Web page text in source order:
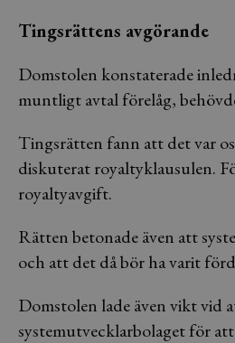
Tingsrättens avgörande
Domstolen konstaterade
muntligt avtal förelåg,
Tingsrätten fann att det var
diskuterat royaltyklausulen.
royaltyavgift.
Rätten betonade även att
och att det då bör ha varit
Domstolen lade även vikt vid
systemutvecklarbolaget för